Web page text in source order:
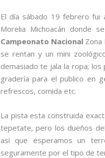
El día sábado 19 febrero fui
Morelia Michoacán donde
Campeonato NacionalZona
se rentan y un mini
demasiado te jala la ropa;
gradería para el publico en
refrescos, comida etc.
La pista esta construida
tepetate, pero los dueños
así que esperamos un
seguramente por el tipo de